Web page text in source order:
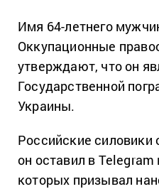
Имя 64-летнего
Оккупационные
утверждают, что он
Государственной
Украины.
Российские силовики
он оставил в
которых призывал